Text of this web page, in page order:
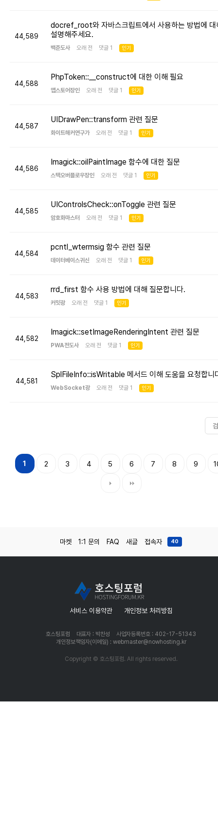
44,589
docref_root와 자바스크립트에서 사용하는 방법에 대
설명해주세요.
백준도사 오래 전 댓글 1 인기
44,588
PhpToken::__construct에 대한 이해 필요
앱스토어장인 오래 전 댓글 1 인기
44,587
UIDrawPen::transform 관련 질문
화이트해커연구가 오래 전 댓글 1 인기
44,586
Imagick::oilPaintImage 함수에 대한 질문
스택오버플로우장인 오래 전 댓글 1 인기
44,585
UIControlsCheck::onToggle 관련 질문
암호화마스터 오래 전 댓글 1 인기
44,584
pcntl_wtermsig 함수 관련 질문
데이터베이스귀신 오래 전 댓글 1 인기
44,583
rrd_first 함수 사용 방법에 대해 질문합니다.
커밋광 오래 전 댓글 1 인기
44,582
Imagick::setImageRenderingIntent 관련 질문
PWA전도사 오래 전 댓글 1 인기
44,581
SplFileInfo::isWritable 메서드 이해 도움을 요청합니
WebSocket광 오래 전 댓글 1 인기
1 2 3 4 5 6 7 8 9
마켓 1:1 문의 FAQ 새글 접속자 40
서비스 이용약관 개인정보 처리방침
호스팅포럼 대표자 : 박찬성
사업자등록번호 : 402-17-51343
개인정보책임자(이메일) : webmaster@nowhosting.kr
Copyright © 호스팅포럼. All rights reserved.